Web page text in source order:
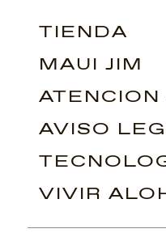
TIENDA
MAUI JIM
AVISO
VIVIR